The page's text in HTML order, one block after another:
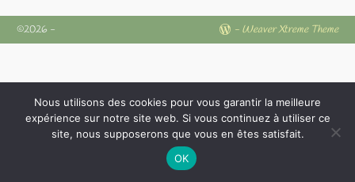
©2026 - - Weaver Xtreme Theme
Nous utilisons des cookies pour vous garantir la meilleure
expérience sur notre site web. Si vous continuez à utiliser ce
site, nous supposerons que vous en êtes satisfait.
OK